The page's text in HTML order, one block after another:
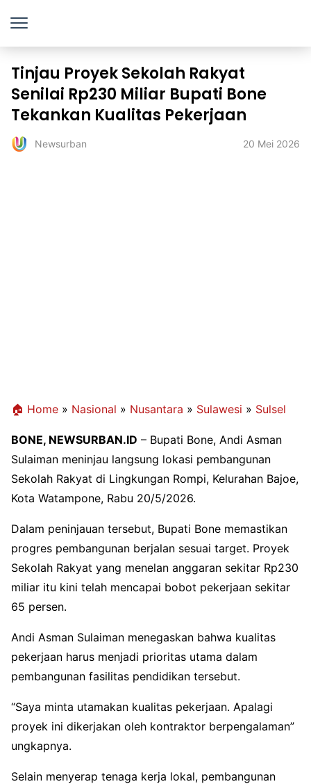
Tinjau Proyek Sekolah Rakyat
Senilai Rp230 Miliar Bupati Bone
Tekankan Kualitas Pekerjaan
Newsurban 20 Mei 2026
🏠 Home » Nasional » Nusantara » Sulawesi » Sulsel
BONE, NEWSURBAN.ID – Bupati Bone, Andi Asman
Sulaiman meninjau langsung lokasi pembangunan
Sekolah Rakyat di Lingkungan Rompi, Kelurahan Bajoe,
Kota Watampone, Rabu 20/5/2026.
Dalam peninjauan tersebut, Bupati Bone memastikan
progres pembangunan berjalan sesuai target. Proyek
Sekolah Rakyat yang menelan anggaran sekitar Rp230
miliar itu kini telah mencapai bobot pekerjaan sekitar
65 persen.
Andi Asman Sulaiman menegaskan bahwa kualitas
pekerjaan harus menjadi prioritas utama dalam
pembangunan fasilitas pendidikan tersebut.
“Saya minta utamakan kualitas pekerjaan. Apalagi
proyek ini dikerjakan oleh kontraktor berpengalaman”
ungkapnya.
Selain menyerap tenaga kerja lokal, pembangunan